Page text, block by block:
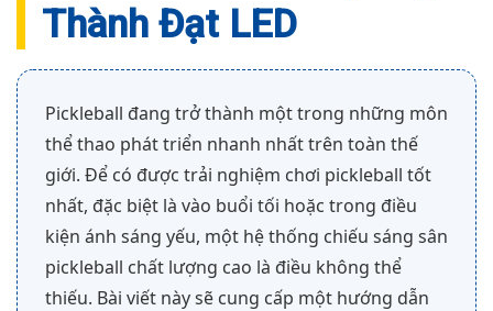
Thành Đạt LED
Pickleball đang trở thành một trong những môn
thể thao phát triển nhanh nhất trên toàn thế
giới. Để có được trải nghiệm chơi pickleball tốt
nhất, đặc biệt là vào buổi tối hoặc trong điều
kiện ánh sáng yếu, một hệ thống chiếu sáng sân
pickleball chất lượng cao là điều không thể
thiếu. Bài viết này sẽ cung cấp một hướng dẫn